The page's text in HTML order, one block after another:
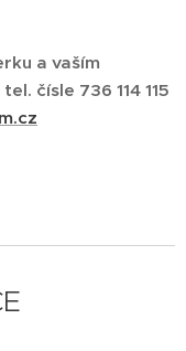
a vaším
čísle 736 114 115